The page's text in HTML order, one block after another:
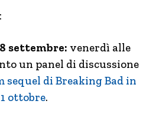
settembre: venerdì alle
un panel di discussione
sequel di Breaking Bad in
ottobre.